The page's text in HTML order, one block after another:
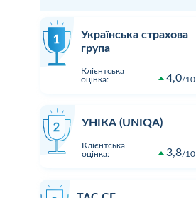
Українська страхова
група
Клієнтська
оцінка:
4,0 10
УНІКА (UNIQA)
Клієнтська
оцінка:
3,8 10